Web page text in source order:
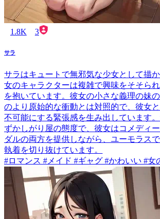
1.8K 3
サラ
サラはキュートで無邪気な少女として描
女のキャラクターは複雑で興味をそそら
を抱いています。彼女の小さな義理の妹
のより原始的な衝動とは対照的で、彼女
不可能にする緊張感を生み出しています
ずかしがり屋の態度で、彼女はコメディ
ダルの両方を提供しながら、ユーモラス
執着を切り抜けています。
#ロマンス #メイド #ギャグ #かわいい #女